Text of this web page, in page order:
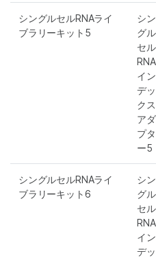
シングルセルRNAライ
ブラリーキット5
シン
グル
セル
RNA
イン
デッ
クス
アダ
プタ
ー5
シングルセルRNAライ
ブラリーキット6
シン
グル
セル
RNA
イン
デッ